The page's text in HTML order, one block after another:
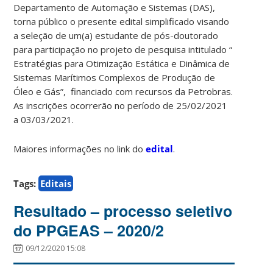
Departamento de Automação e Sistemas (DAS),
torna público o presente edital simplificado visando
a seleção de um(a) estudante de pós-doutorado
para participação no projeto de pesquisa intitulado “
Estratégias para Otimização Estática e Dinâmica de
Sistemas Marítimos Complexos de Produção de
Óleo e Gás”, financiado com recursos da Petrobras.
As inscrições ocorrerão no período de 25/02/2021
a 03/03/2021.
Maiores informações no link doedital.
Tags: Editais
Resultado – processo seletivo
do PPGEAS – 2020/2
09/12/2020 15:08